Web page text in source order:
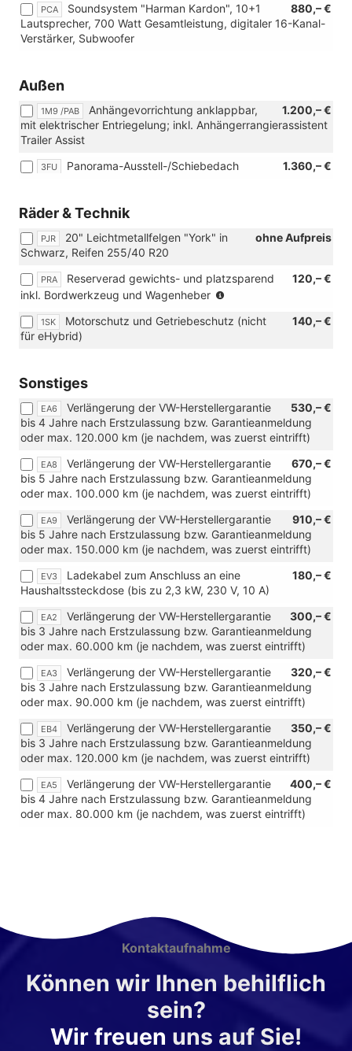
PCA 880,– €
Soundsystem "Harman Kardon", 10+1
Lautsprecher, 700 Watt Gesamtleistung, digitaler 16-Kanal-
Verstärker, Subwoofer
Außen
1M9 /PAB 1.200,– €
Anhängevorrichtung anklappbar,
mit elektrischer Entriegelung; inkl. Anhängerrangierassistent
Trailer Assist
3FU 1.360,– €
Panorama-Ausstell-/Schiebedach
Räder & Technik
PJR ohne Aufpreis
20" Leichtmetallfelgen "York" in
Schwarz, Reifen 255/40 R20
PRA 120,– €
Reserverad gewichts- und platzsparend
inkl. Bordwerkzeug und Wagenheber
eHybrid)
1SK 140,– €
Motorschutz und Getriebeschutz (nicht
für eHybrid)
Sonstiges
EA6 530,– €
Verlängerung der VW-Herstellergarantie
bis 4 Jahre nach Erstzulassung bzw. Garantieanmeldung
oder max. 120.000 km (je nachdem, was zuerst eintrifft)
EA8 670,– €
Verlängerung der VW-Herstellergarantie
bis 5 Jahre nach Erstzulassung bzw. Garantieanmeldung
oder max. 100.000 km (je nachdem, was zuerst eintrifft)
EA9 910,– €
Verlängerung der VW-Herstellergarantie
bis 5 Jahre nach Erstzulassung bzw. Garantieanmeldung
oder max. 150.000 km (je nachdem, was zuerst eintrifft)
EV3 180,– €
Ladekabel zum Anschluss an eine
Haushaltssteckdose (bis zu 2,3 kW, 230 V, 10 A)
EA2 300,– €
Verlängerung der VW-Herstellergarantie
bis 3 Jahre nach Erstzulassung bzw. Garantieanmeldung
oder max. 60.000 km (je nachdem, was zuerst eintrifft)
EA3 320,– €
Verlängerung der VW-Herstellergarantie
bis 3 Jahre nach Erstzulassung bzw. Garantieanmeldung
oder max. 90.000 km (je nachdem, was zuerst eintrifft)
EB4 350,– €
Verlängerung der VW-Herstellergarantie
bis 3 Jahre nach Erstzulassung bzw. Garantieanmeldung
oder max. 120.000 km (je nachdem, was zuerst eintrifft)
EA5 400,– €
Verlängerung der VW-Herstellergarantie
bis 4 Jahre nach Erstzulassung bzw. Garantieanmeldung
oder max. 80.000 km (je nachdem, was zuerst eintrifft)
Kontaktaufnahme
Können wir Ihnen behilflich
sein?
Wir freuen uns auf Sie!